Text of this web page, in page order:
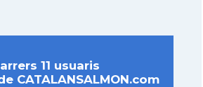
11 usuaris
CATALANSALMON.com